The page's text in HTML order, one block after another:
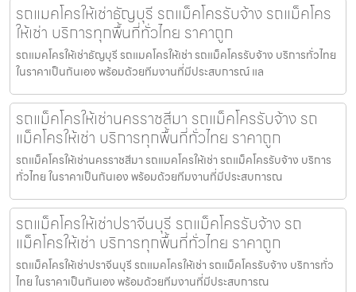
รถแมคโครให้เช่าธัญบุรี รถแม็คโครรับจ้าง รถแม็คโคร
ให้เช่า บริการทุกพื้นที่ทั่วไทย ราคาถูก
รถแมคโครให้เช่าธัญบุรี รถแมคโครให้เช่า รถแม็คโครรับจ้าง บริการทั่วไทย
ในราคาเป็นกันเอง พร้อมด้วยทีมงานที่มีประสบการณ์ แล
รถแม็คโครให้เช่านครราชสีมา รถแม็คโครรับจ้าง รถ
แม็คโครให้เช่า บริการทุกพื้นที่ทั่วไทย ราคาถูก
รถแม็คโครให้เช่านครราชสีมา รถแมคโครให้เช่า รถแม็คโครรับจ้าง บริการ
ทั่วไทย ในราคาเป็นกันเอง พร้อมด้วยทีมงานที่มีประสบการณ
รถแม็คโครให้เช่าปราจีนบุรี รถแม็คโครรับจ้าง รถ
แม็คโครให้เช่า บริการทุกพื้นที่ทั่วไทย ราคาถูก
รถแม็คโครให้เช่าปราจีนบุรี รถแมคโครให้เช่า รถแม็คโครรับจ้าง บริการทั่ว
ไทย ในราคาเป็นกันเอง พร้อมด้วยทีมงานที่มีประสบการณ